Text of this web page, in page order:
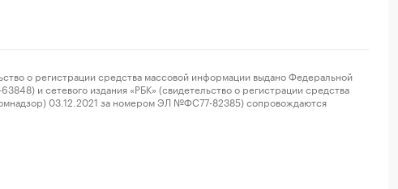
о регистрации средства массовой информации выдано Федеральной
и сетевого издания «РБК» (свидетельство о регистрации средства
03.12.2021 за номером ЭЛ №ФС77-82385) сопровождаются